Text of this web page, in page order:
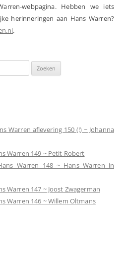
webpagina. Hebben we iets
herinneringen aan Hans Warren?
.
Warren aflevering 150 (!) ~ Johanna
Warren 149 ~ Petit Robert
Warren 148 ~ Hans Warren in
Warren 147 ~ Joost Zwagerman
Warren 146 ~ Willem Oltmans